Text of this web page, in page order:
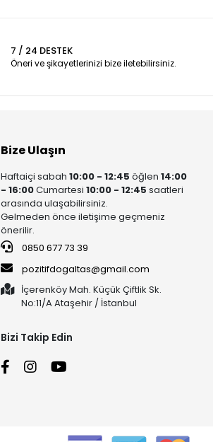
7 / 24 DESTEK
Öneri ve şikayetlerinizi bize iletebilirsiniz.
Bize Ulaşın
Haftaiçi sabah10:00 - 12:45öğlen14:00
- 16:00Cumartesi 10:00 - 12:45 saatleri
arasında ulaşabilirsiniz.
Gelmeden önce iletişime geçmeniz
önerilir.
0850 677 73 39
pozitifdogaltas@gmail.com
İçerenköy Mah. Küçük Çiftlik Sk.
No:11/A Ataşehir / İstanbul
Bizi Takip Edin